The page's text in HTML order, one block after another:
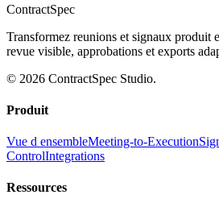
ContractSpec
Transformez reunions et signaux produit
revue visible, approbations et exports
© 2026 ContractSpec Studio.
Produit
Vue d ensembleMeeting-to-Execution
ControlIntegrations
Ressources